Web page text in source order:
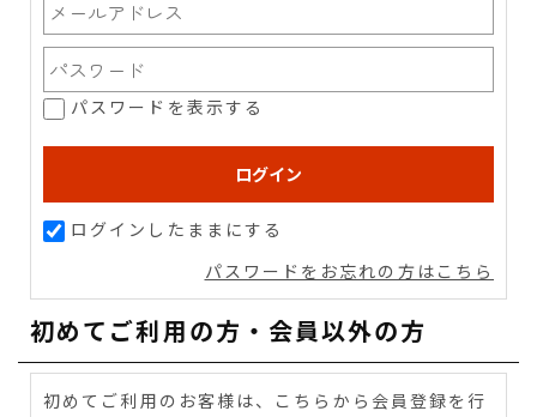
パスワードを表示する
ログインしたままにする
パスワードをお忘れの方はこちら
初めてご利用の方・会員以外の方
初めてご利用のお客様は、こちらから会員登録を行